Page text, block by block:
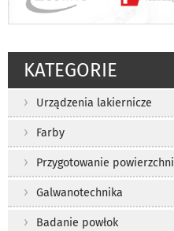
KATEGORIE
Urządzenia lakiernicze
Farby
Przygotowanie powierzchni
Galwanotechnika
Badanie powłok